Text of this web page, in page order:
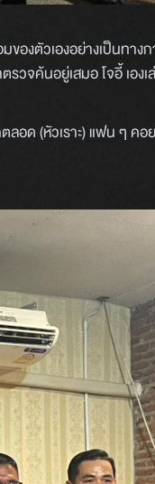
งตัวเองอย่างเป็นทางก
วจค้นอยู่เสมอ โจอี้ เอง
อด (หัวเราะ) แฟน ๆ ค